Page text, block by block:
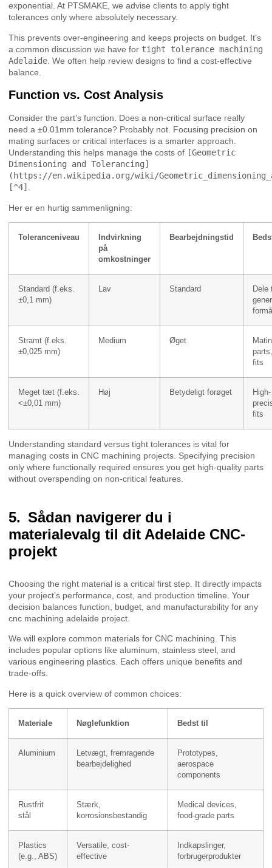
exponential. At PTSMAKE, we advise clients to apply tight
tolerances only where absolutely necessary.
This prevents over-engineering and keeps projects on budget. It’s
a common discussion we have for tight tolerance machining
Adelaide . We often help review designs to find a cost-effective
balance.
Function vs. Cost Analysis
Consider the part’s function. Does a non-critical surface really
need a ±0.01mm tolerance? Probably not. Focusing precision on
mating surfaces or critical interfaces is a smarter approach.
Understanding this helps manage the costs of [Geometric
Dimensioning and Tolerancing]
(https://en.wikipedia.org/wiki/
[^4]
Her er en hurtig sammenligning:
Toleranceniveau
Indvirkning
på
omkostninger
Bearbejdningstid
Standard (f.eks.
±0,1 mm)
Lav Standard
Dele
Stramt (f.eks.
±0,025 mm)
Medium Øget
parts,
fits
Meget tæt (f.eks.
<±0,01 mm)
Høj Betydeligt forøget
High-
fits
Understanding standard versus tight tolerances is vital for
managing costs in CNC machining projects. Specifying precision
only where functionally required ensures you get high-quality parts
without overspending on non-critical features.
Sådan navigerer du i
materialevalg til dit Adelaide CNC-
projekt
Choosing the right material is a critical first step. It directly impacts
your project’s performance, cost, and production timeline. Your
decision balances function, budget, and manufacturability for any
cnc machining adelaide project.
We will explore common materials for CNC machining. This
includes popular options like aluminum, stainless steel, and
various engineering plastics. Each offers unique benefits and
trade-offs.
Here is a quick overview of common choices:
Materiale Nøglefunktion Bedst til
Aluminium
Letvægt, fremragende
bearbejdelighed
Prototypes,
aerospace
components
Rustfrit
stål
Stærk,
korrosionsbestandig
Medical devices,
food-grade parts
Plastics
(e.g., ABS)
Versatile, cost-
effective
Indkapslinger,
forbrugerprodukter